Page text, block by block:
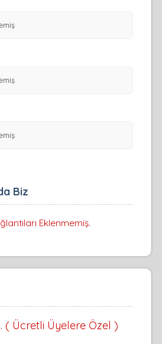
Biz
Eklenmemiş.
( Ücretli Üyelere Özel )